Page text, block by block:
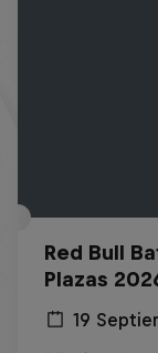
Red Bull
Plazas
19